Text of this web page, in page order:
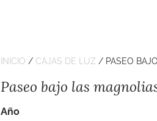
INICIO / CAJAS DE LUZ / PASEO
Paseo bajo las
Año